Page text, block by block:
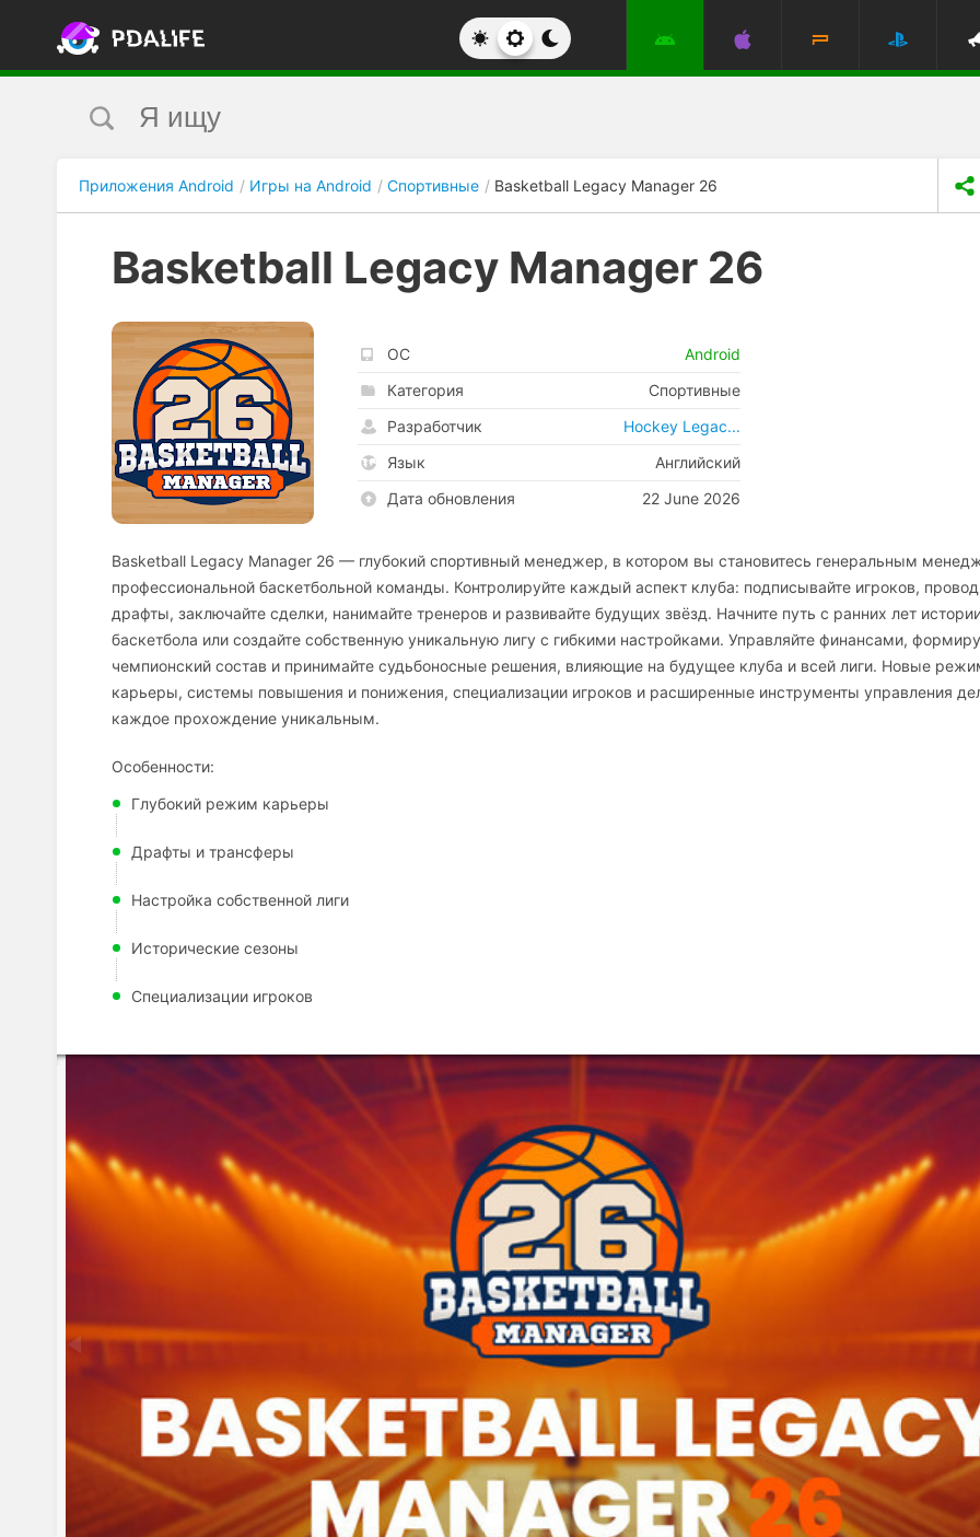
Приложения Android Игры на Android Спортивные Basketball Legacy Manager 26
Basketball Legacy Manager 26
ОС
Android
Категория
Спортивные
Разработчик
Hockey Legac...
Язык
Английский
Дата обновления
22 June 2026
Basketball Legacy Manager 26 — глубокий спортивный менеджер, в котором вы становитесь генеральным
профессиональной баскетбольной команды. Контролируйте каждый аспект клуба: подписывайте игроков,
драфты, заключайте сделки, нанимайте тренеров и развивайте будущих звёзд. Начните путь с ранних лет
баскетбола или создайте собственную уникальную лигу с гибкими настройками. Управляйте финансами,
чемпионский состав и принимайте судьбоносные решения, влияющие на будущее клуба и всей лиги. Новые
карьеры, системы повышения и понижения, специализации игроков и расширенные инструменты управления
каждое прохождение уникальным.
Особенности:
Глубокий режим карьеры
Драфты и трансферы
Настройка собственной лиги
Исторические сезоны
Специализации игроков